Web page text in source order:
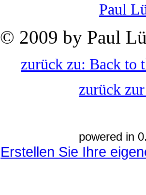
Paul
© 2009 by Paul
zurück zu: Back to
zurück
powered in
Erstellen Sie Ihre